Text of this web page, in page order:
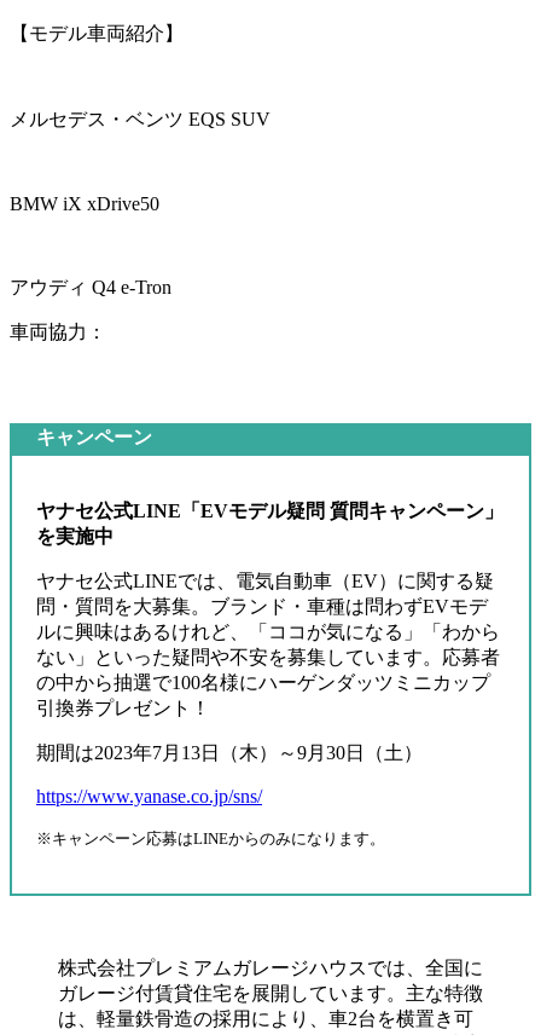
【モデル車両紹介】
メルセデス・ベンツ EQS SUV
BMW iX xDrive50
アウディ Q4 e-Tron
車両協力：
キャンペーン
ヤナセ公式LINE「EVモデル疑問 質問キャンペーン」
を実施中
ヤナセ公式LINEでは、電気自動車（EV）に関する疑
問・質問を大募集。ブランド・車種は問わずEVモデ
ルに興味はあるけれど、「ココが気になる」「わから
ない」といった疑問や不安を募集しています。応募者
の中から抽選で100名様にハーゲンダッツミニカップ
引換券プレゼント！
期間は2023年7月13日（木）～9月30日（土）
https://www.yanase.co.jp/sns/
※キャンペーン応募はLINEからのみになります。
株式会社プレミアムガレージハウスでは、全国に
ガレージ付賃貸住宅を展開しています。主な特徴
は、軽量鉄骨造の採用により、車2台を横置き可